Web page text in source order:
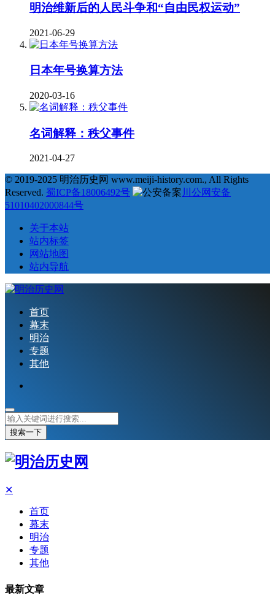
明治维新后的人民斗争和“自由民权运动”
2021-06-29
日本年号换算方法
2020-03-16
名词解释：秩父事件
2021-04-27
© 2019-2025 明治历史网 www.meiji-history.com., All Rights
Reserved. 蜀ICP备18006492号
川公网安备
51010402000844号
关于本站
站内标签
网站地图
站内导航
首页
幕末
明治
专题
其他
搜索一下
✕
首页
幕末
明治
专题
其他
最新文章